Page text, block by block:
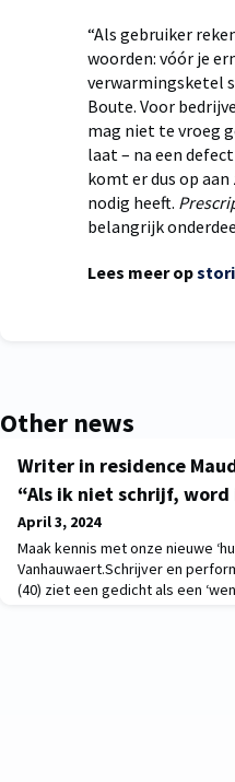
“Als gebruiker
woorden: vóór je
verwarmingsketel
Boute. Voor
mag niet te vroeg
laat – na een
komt er dus op
nodig heeft.
belangrijk
Lees meer op
Other news
Writer in residence
“Als ik niet schrijf,
April 3, 2024
Maak kennis met onze nieuwe
Vanhauwaert.Schrijver en
(40) ziet een gedicht als een